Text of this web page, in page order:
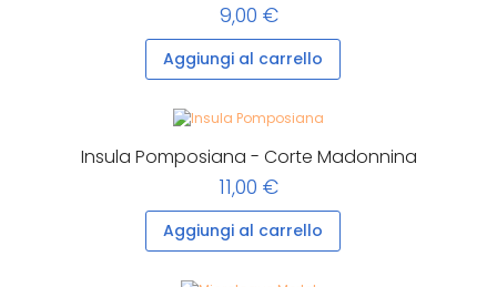
9,00 €
Aggiungi al carrello
Insula Pomposiana - Corte Madonnina
11,00 €
Aggiungi al carrello